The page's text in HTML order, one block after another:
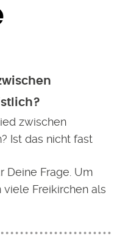
zwischen
Ist das nicht fast
Deine Frage. Um
Freikirchen als